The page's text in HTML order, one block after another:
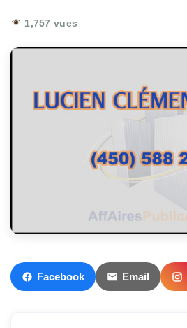
1,757 vues
Facebook Email